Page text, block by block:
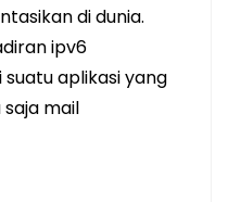
di dunia.
ipv6
aplikasi yang
mail